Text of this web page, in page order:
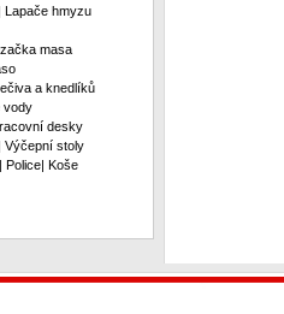
Lapače hmyzu
masa
a knedlíků
vody
desky
Výčepní stoly
Police| Koše